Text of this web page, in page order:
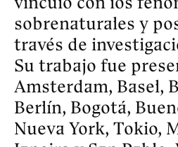
(2015), Caperucita roja
Turbio (2020) y Todo
de Civilización (2024) han
exhibidas y premiadas en FID
Marseille, Festival
Cine de Mar del Plata,
DocLisboa, Festifreak,
Rencontres de Toulouse,
FicValdivia, Anthology Films